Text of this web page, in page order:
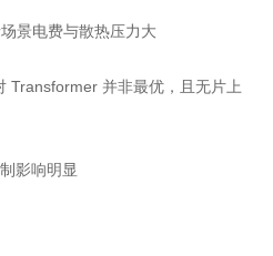
景电费与散热压力大
Transformer 并非最优，且无片上
影响明显